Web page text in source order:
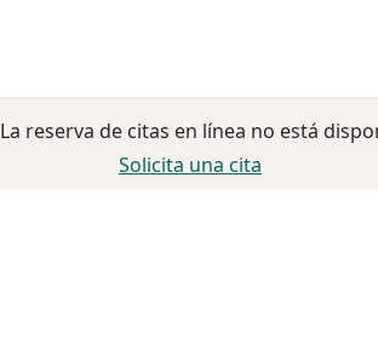
La reserva de citas en línea no está
Solicita una cita